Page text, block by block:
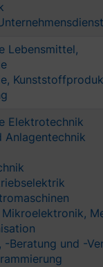
Lebensmittel,
Elektrotechnik
Anlagentechnik
-Beratung und -